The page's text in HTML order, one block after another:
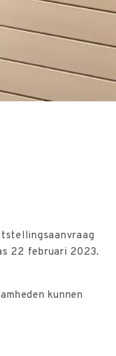
22 februari 2023.
kunnen